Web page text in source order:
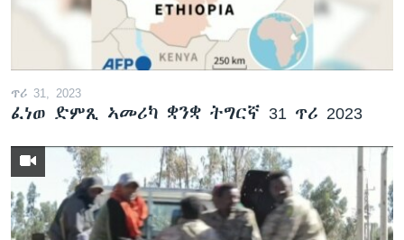
ጥሪ 31, 2023
ፈነወ ድምጺ ኣመሪካ ቋንቋ ትግርኛ 31 ጥሪ 2023